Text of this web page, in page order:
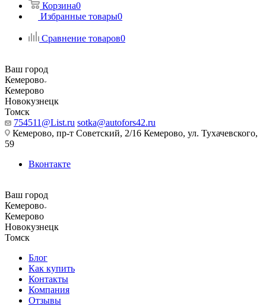
Корзина0
Избранные товары0
Сравнение товаров0
Ваш город
Кемерово
Кемерово
Новокузнецк
Томск
754511@List.ru sotka@autofors42.ru
Кемерово, пр-т Советский, 2/16 Кемерово, ул. Тухачевского,
59
Вконтакте
Ваш город
Кемерово
Кемерово
Новокузнецк
Томск
Блог
Как купить
Контакты
Компания
Отзывы